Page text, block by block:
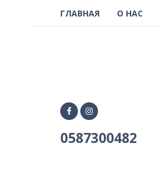
ГЛАВНАЯ О НАС
0587300482